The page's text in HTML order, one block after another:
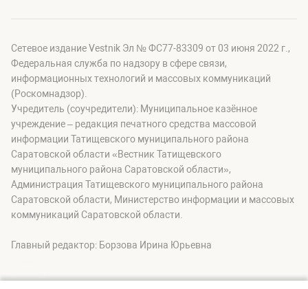
Сетевое издание Vestnik Эл № ФС77-83309 от 03 июня 2022 г.,
Федеральная служба по надзору в сфере связи,
информационных технологий и массовых коммуникаций
(Роскомнадзор).
Учредитель (соучредители): Муниципальное казённое
учреждение – редакция печатного средства массовой
информации Татищевского муниципального района
Саратовской области «Вестник Татищевского
муниципального района Саратовской области»,
Администрация Татищевского муниципального района
Саратовской области, Министерство информации и массовых
коммуникаций Саратовской области.
Главный редактор: Борзова Ирина Юрьевна